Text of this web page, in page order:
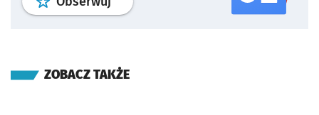
ZOBACZ TAKŻE